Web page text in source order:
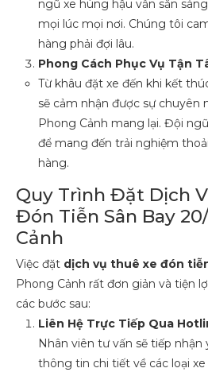
ngũ xe hùng hậu vẫn sẵn
mọi lúc mọi nơi. Chúng tôi
hàng phải đợi lâu.
Phong Cách Phục Vụ Tận
Từ khâu đặt xe đến khi kết
sẽ cảm nhận được sự chuyên
Phong Cảnh mang lại. Đội
để mang đến trải nghiệm
hàng.
Quy Trình Đặt Dịch
Đón Tiễn Sân Bay
Cảnh
Việc đặt dịch vụ thuê xe đón
Phong Cảnh rất đơn giản và tiện
các bước sau:
Liên Hệ Trực Tiếp Qua
Nhân viên tư vấn sẽ tiếp
thông tin chi tiết về các loại xe